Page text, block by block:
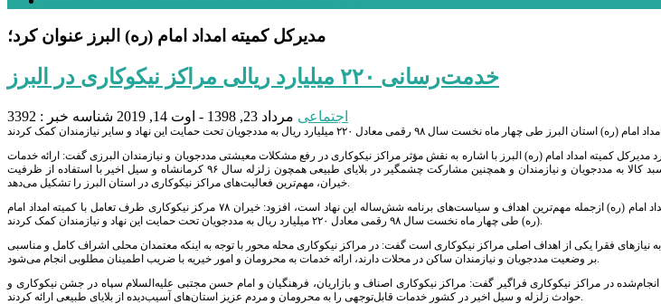
مدیرکل کمیته امداد امام (ره) البرز عنوان کرد؛
خدمت‌رسانی ۲۲۰ میلیارد ریالی مراکز نیکوکاری در البرز
اجتماعی مرداد 23, 1398 - اوت 14, 2019 شناسه خبر : 3392
کمیته امداد امام (ره) البرز با اشاره به نقش مؤثر مراکز نیکوکاری در رفع مشکلات معیشتی مددجویان و نیازمندان البرزی گفت: ارائه خدمات
معیشتی در زمینه‌های مسکن، جهیزیه، درمان، اعطای سبد کالا به مددجویان و نیازمندان و همچنین مشارکت چشمگیر در بلایای طبیعی همچون زلزله سال ۹۶ کرمانشاه و سیل اخیر با استفاده از ظرفیت
خیران، مهم‌ترین فعالیت‌های مراکز نیکوکاری در استان البرز را تشکیل می‌دهد.
وی بابیان اینکه توسعه اجتماعی و ابعاد مردمی کمیته امداد امام (ره) ازجمله مهم‌ترین اهداف و سیاست‌های برنامه شش‌ساله این نهاد است، افزود: خیران ۷۸ مرکز نیکوکاری طرف تعامل با کمیته امداد امام
(ره) طی چهار ماه نخست سال ۹۸ رقمی معادل ۲۲۰ میلیارد ریال به مددجویان تحت حمایت این نهاد و نیازمندان کمک کردند.
به نیازهای فقرا یکی از اهداف اصلی مراکز نیکوکاری است گفت: در مراکز نیکوکاری محله محور با توجه به اینکه معتمدان محلی اشراف کامل و مناسبی
بر وضعیت مددجویان و نیازمندان ساکن در محلات دارند، ارائه خدمات به محرومان و امور خیریه با ضریب اطمینان مطلوبی انجام می‌شود.
انجام‌شده در مراکز نیکوکاری فراگیر گفت: مراکز نیکوکاری اصناف و بازاریان، فرهنگیان و امام حسن مجتبی علیه‌السلام سپاه در جشن نیکوکاری و
حوادث زلزله و سیل اخیر در کشور خدمات قابل‌توجهی را به محرومان و مردم عزیز استان‌های آسیب‌دیده از بلایای طبیعی ارائه کردند.